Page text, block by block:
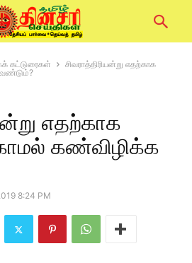
கட்டுரைகள்
சிவராத்திரியன்று எதற்காக
எதற்காக
கண்விழிக்க
8:24 PM